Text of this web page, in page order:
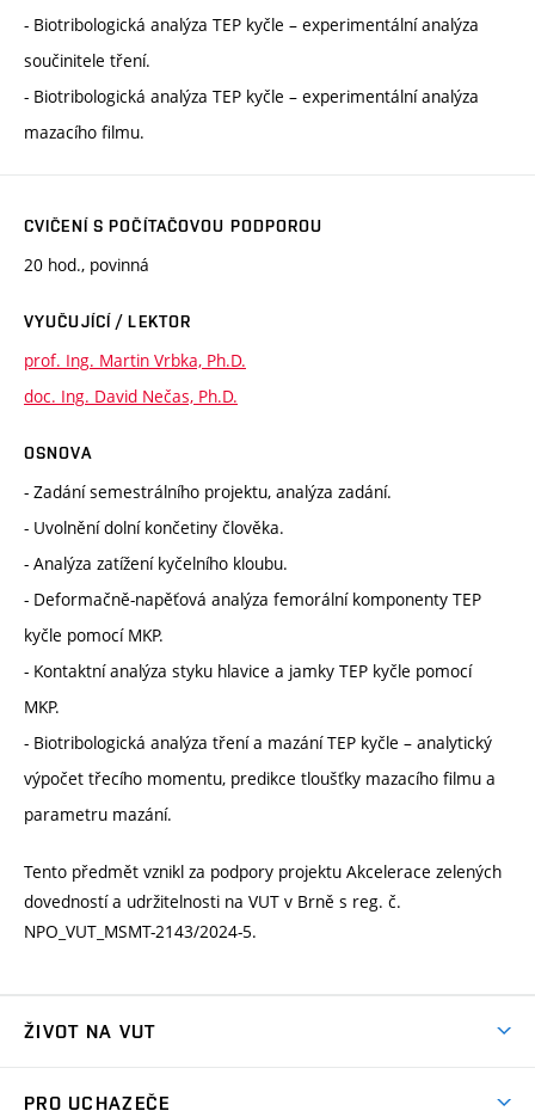
- Biotribologická analýza TEP kyčle – experimentální analýza
součinitele tření.
- Biotribologická analýza TEP kyčle – experimentální analýza
mazacího filmu.
CVIČENÍ S POČÍTAČOVOU PODPOROU
20 hod., povinná
VYUČUJÍCÍ / LEKTOR
prof. Ing. Martin Vrbka, Ph.D.
doc. Ing. David Nečas, Ph.D.
OSNOVA
- Zadání semestrálního projektu, analýza zadání.
- Uvolnění dolní končetiny člověka.
- Analýza zatížení kyčelního kloubu.
- Deformačně-napěťová analýza femorální komponenty TEP
kyčle pomocí MKP.
- Kontaktní analýza styku hlavice a jamky TEP kyčle pomocí
MKP.
- Biotribologická analýza tření a mazání TEP kyčle – analytický
výpočet třecího momentu, predikce tloušťky mazacího filmu a
parametru mazání.
Tento předmět vznikl za podpory projektu Akcelerace zelených
dovedností a udržitelnosti na VUT v Brně s reg. č.
NPO_VUT_MSMT-2143/2024-5.
ŽIVOT NA VUT
PRO UCHAZEČE